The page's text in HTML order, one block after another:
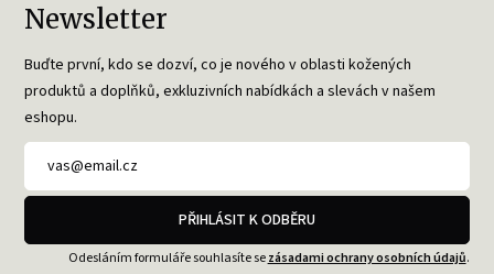
Newsletter
Buďte první, kdo se dozví, co je nového v oblasti kožených
produktů a doplňků, exkluzivních nabídkách a slevách v našem
eshopu.
PŘIHLÁSIT K ODBĚRU
Odesláním formuláře souhlasíte sezásadami ochrany osobních údajů.